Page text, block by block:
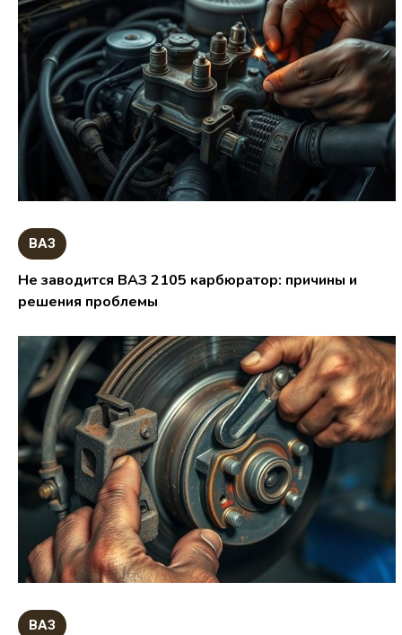
ВАЗ
Не заводится ВАЗ 2105 карбюратор: причины и
решения проблемы
ВАЗ